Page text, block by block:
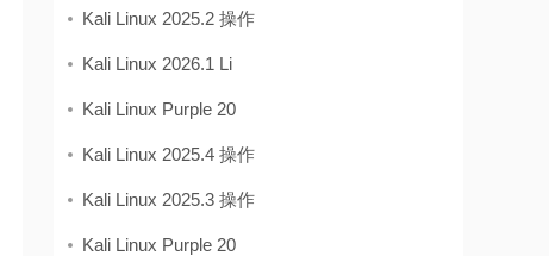
Kali Linux 2025.2 操作
Kali Linux 2026.1 Li
Kali Linux Purple 20
Kali Linux 2025.4 操作
Kali Linux 2025.3 操作
Kali Linux Purple 20